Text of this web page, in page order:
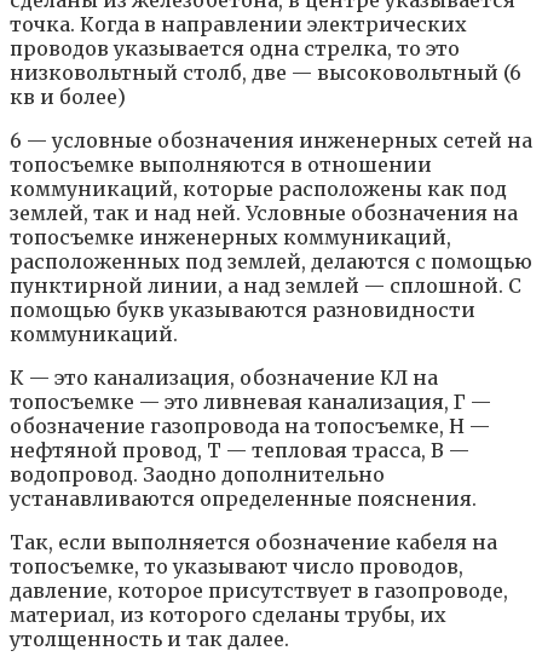
точка. Когда в направлении электрических
проводов указывается одна стрелка, то это
низковольтный столб, две — высоковольтный (6
кв и более)
6 — условные обозначения инженерных сетей на
топосъемке выполняются в отношении
коммуникаций, которые расположены как под
землей, так и над ней. Условные обозначения на
топосъемке инженерных коммуникаций,
расположенных под землей, делаются с помощью
пунктирной линии, а над землей — сплошной. С
помощью букв указываются разновидности
коммуникаций.
К — это канализация, обозначение КЛ на
топосъемке — это ливневая канализация, Г —
обозначение газопровода на топосъемке, Н —
нефтяной провод, Т — тепловая трасса, В —
водопровод. Заодно дополнительно
устанавливаются определенные пояснения.
Так, если выполняется обозначение кабеля на
топосъемке, то указывают число проводов,
давление, которое присутствует в газопроводе,
материал, из которого сделаны трубы, их
утолщенность и так далее.